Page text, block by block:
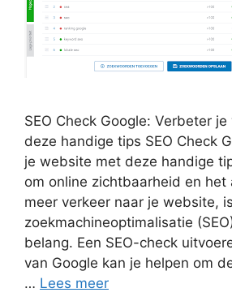
SEO Check Google: Verbeter
deze handige tips SEO Check
je website met deze handige
om online zichtbaarheid en het
meer verkeer naar je website, is
zoekmachineoptimalisatie
belang. Een SEO-check
van Google kan je helpen om
… Lees meer